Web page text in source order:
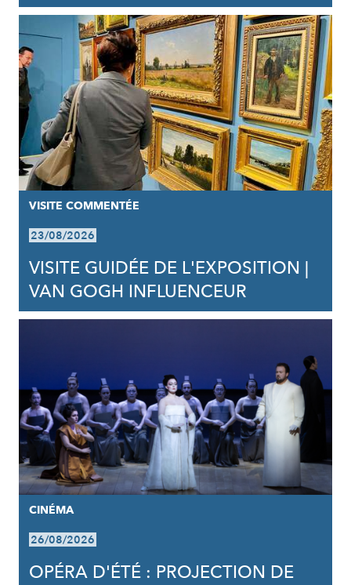
VISITE COMMENTÉE
23/08/2026
VISITE GUIDÉE DE L'EXPOSITION |
VAN GOGH INFLUENCEUR
CINÉMA
26/08/2026
OPÉRA D'ÉTÉ : PROJECTION DE